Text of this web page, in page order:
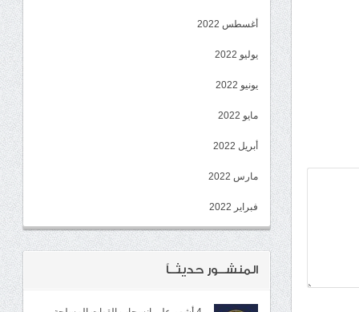
أغسطس 2022
يوليو 2022
يونيو 2022
مايو 2022
أبريل 2022
مارس 2022
فبراير 2022
المنشــور حديثــاً